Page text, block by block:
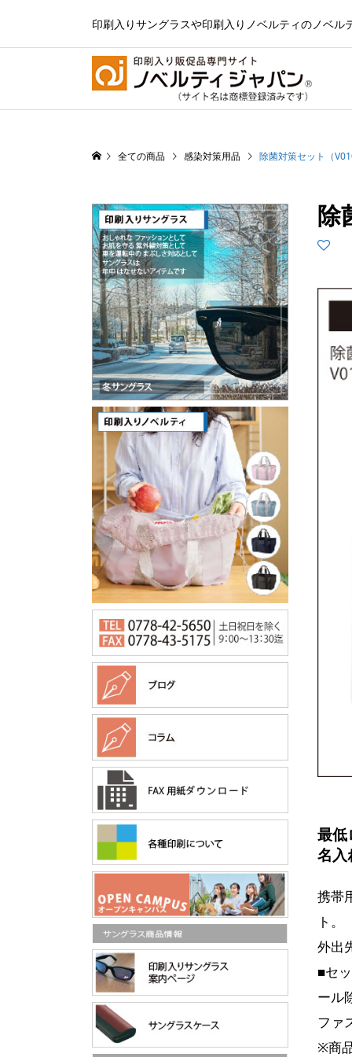
印刷入りサングラスや印刷入りノベルティのノベル
全ての商品 感染対策用品 除菌対策セット（
除
最低
名入
携帯
ト。
外出
■セ
ール
ファ
※商